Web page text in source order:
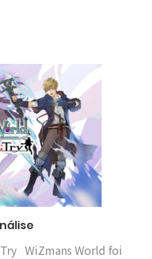
WiZmans World foi